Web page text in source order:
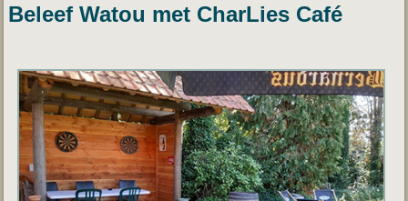
Beleef Watou met CharLies Café